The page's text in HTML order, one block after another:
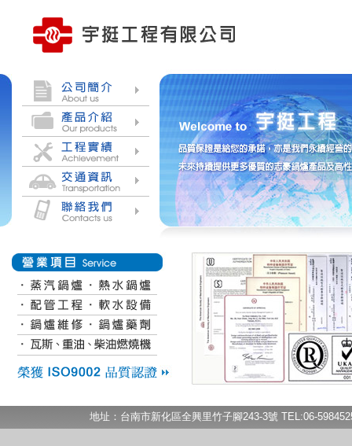
地址：台南市新化區全興里竹子腳243-3號 TEL:06-